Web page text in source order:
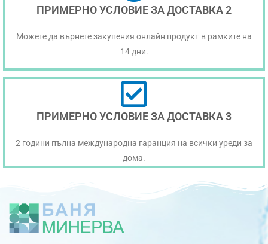
ПРИМЕРНО УСЛОВИЕ ЗА ДОСТАВКА 2
Можете да върнете закупения онлайн продукт в рамките на
14 дни.
ПРИМЕРНО УСЛОВИЕ ЗА ДОСТАВКА 3
2 години пълна международна гаранция на всички уреди за
дома.